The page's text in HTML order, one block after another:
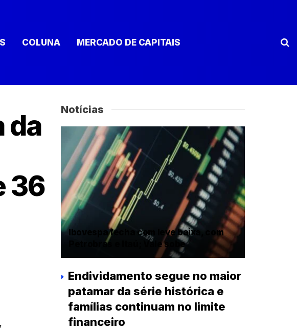
COLUNA MERCADO DE CAPITAIS
da
36
Notícias
Ibovespa fecha com leve baixa, com
Petrobras e Itaú; Vale sobe
Endividamento segue no maior
patamar da série histórica e
famílias continuam no limite
financeiro